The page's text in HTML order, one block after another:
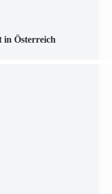
in Österreich